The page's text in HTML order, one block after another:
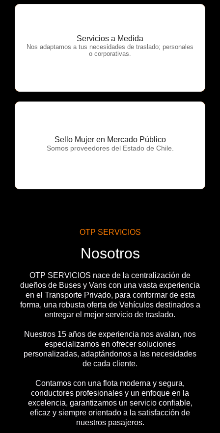
Servicios a Medida
Nos adaptamos a tus necesidades de traslado; personales
o corporativas.
OTP Servicios
Sello Mujer en Mercado Público
Somos proveedores del Estado de Chile.
OTP Servicios
OTP SERVICIOS
Nosotros
OTP SERVICIOS nace de la centralización de
dueños de Buses y Vans con una vasta experiencia
en el Transporte Privado, para conformar de esta
forma, una robusta oferta de Vehículos destinados a
entregar el mejor servicio de traslado.
Nuestros 15 años de experiencia nos avalan, nos
especializamos en ofrecer soluciones
personalizadas, adaptándonos a las necesidades
de cada cliente.
Contamos con una flota moderna y segura,
conductores profesionales y un enfoque en la
excelencia, garantizamos un servicio confiable,
eficaz y siempre orientado a la satisfacción de
nuestros pasajeros.